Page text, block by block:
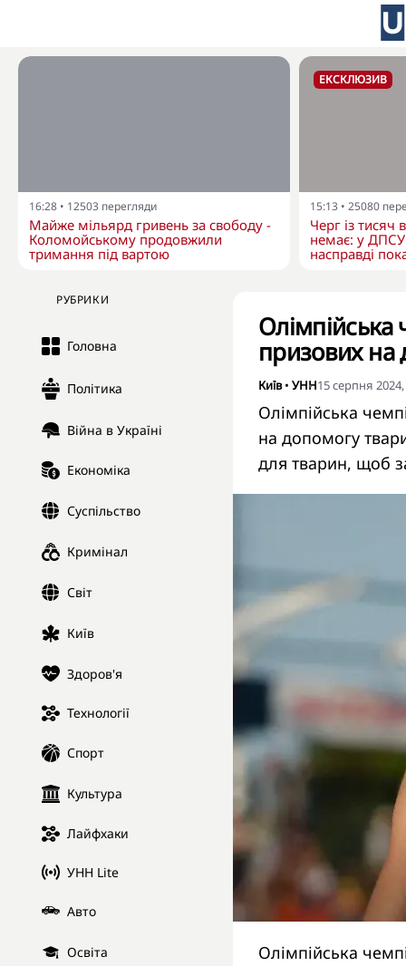
16:28 • 12503 перегляди
Майже мільярд гривень за свободу -
Коломойському продовжили
тримання під вартою
ЕКСКЛЮЗИВ
15:13 • 25080
Черг із тисяч
немає: у
насправді
РУБРИКИ
Головна
Політика
Війна в Україні
Економіка
Суспільство
Кримінал
Світ
Київ
Здоров'я
Технології
Спорт
Культура
Лайфхаки
УНН Lite
Авто
Освіта
Олімпійська
призових на
Київ• УНН15 серпня
Олімпійська
на допомогу
для тварин, щоб
Олімпійська